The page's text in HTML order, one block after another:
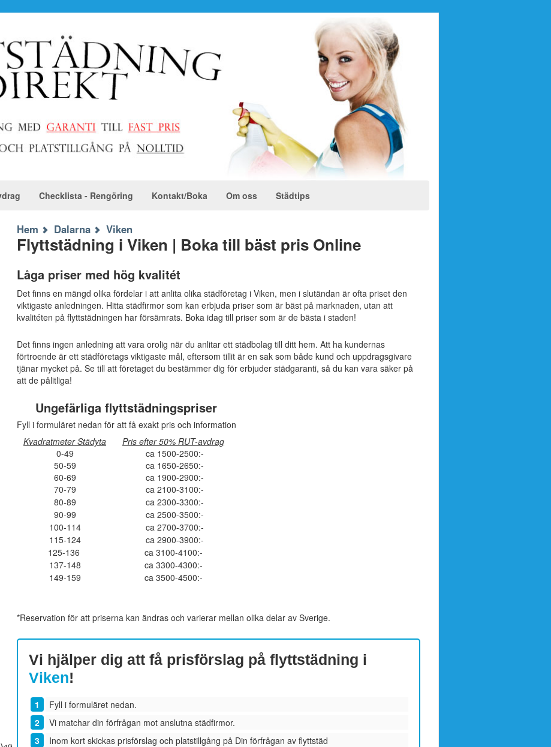
Checklista - Rengöring Kontakt/Boka Om oss Städtips
Hem Dalarna Viken
Flyttstädning i Viken | Boka till bäst pris Online
Låga priser med hög kvalitét
Det finns en mängd olika fördelar i att anlita olika städföretag i Viken, men i slutändan är ofta priset den
viktigaste anledningen. Hitta städfirmor som kan erbjuda priser som är bäst på marknaden, utan att
kvalitéten på flyttstädningen har försämrats. Boka idag till priser som är de bästa i staden!
Det finns ingen anledning att vara orolig när du anlitar ett städbolag till ditt hem. Att ha kundernas
förtroende är ett städföretags viktigaste mål, eftersom tillit är en sak som både kund och uppdragsgivare
tjänar mycket på. Se till att företaget du bestämmer dig för erbjuder städgaranti, så du kan vara säker på
att de pålitliga!
Ungefärliga flyttstädningspriser
Fyll i formuläret nedan för att få exakt pris och information
Kvadratmeter Städyta
Pris efter 50% RUT-avdrag
0-49
ca 1500-2500:-
50-59
ca 1650-2650:-
60-69
ca 1900-2900:-
70-79
ca 2100-3100:-
80-89
ca 2300-3300:-
90-99
ca 2500-3500:-
100-114
ca 2700-3700:-
115-124
ca 2900-3900:-
125-136
ca 3100-4100:-
137-148
ca 3300-4300:-
149-159
ca 3500-4500:-
*Reservation för att priserna kan ändras och varierar mellan olika delar av Sverige.
Vi hjälper dig att få prisförslag på flyttstädning i
Viken!
Fyll i formuläret nedan.
Vi matchar din förfrågan mot anslutna städfirmor.
Inom kort skickas prisförslag och platstillgång på Din förfrågan av flyttstäd